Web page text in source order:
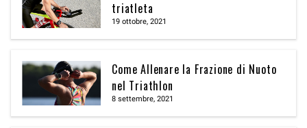
triatleta
19 ottobre, 2021
Come Allenare la Frazione di Nuoto
nel Triathlon
8 settembre, 2021